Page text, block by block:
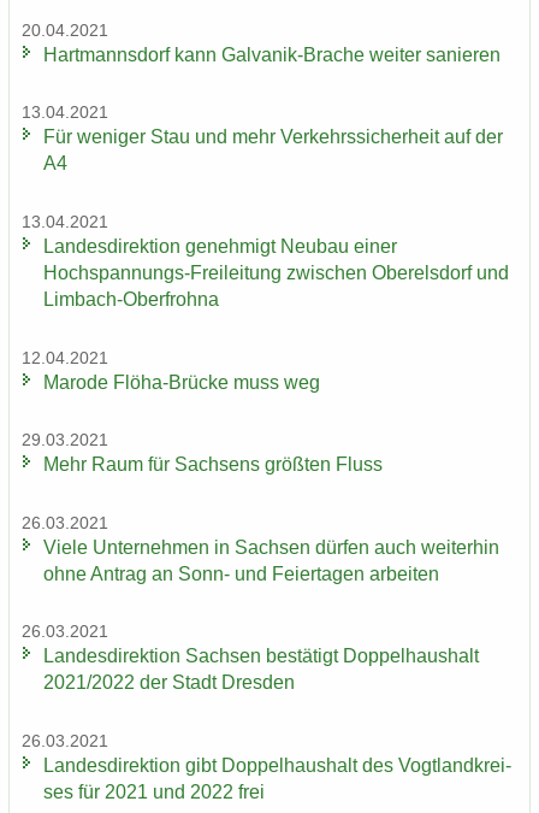
20.04.2021
Hart­manns­dorf kann Galvanik-​Brache wei­ter sa­nie­ren
13.04.2021
Für we­ni­ger Stau und mehr Ver­kehrs­si­cher­heit auf der
A4
13.04.2021
Lan­des­di­rek­ti­on ge­neh­migt Neu­bau einer
Hochspannungs-​Freileitung zwi­schen Ober­els­dorf und
Limbach-​Oberfrohna
12.04.2021
Ma­ro­de Flöha-​Brücke muss weg
29.03.2021
Mehr Raum für Sach­sens größ­ten Fluss
26.03.2021
Viele Un­ter­neh­men in Sach­sen dür­fen auch wei­ter­hin
ohne An­trag an Sonn- und Fei­er­ta­gen ar­bei­ten
26.03.2021
Lan­des­di­rek­ti­on Sach­sen be­stä­tigt Dop­pel­haus­halt
2021/2022 der Stadt Dres­den
26.03.2021
Lan­des­di­rek­ti­on gibt Dop­pel­haus­halt des Vogt­land­krei­
ses für 2021 und 2022 frei